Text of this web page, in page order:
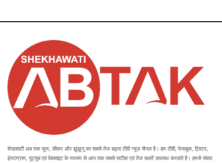
शेखावाटी अब तक चूरू, सीकर और झुंझुनू का सबसे तेज बढ़ता टीवी न्यूज़ चैनल है। हम टीवी, फेसबुक, ट्विटर,
इंस्टाग्राम, यूट्यूब एवं वेबसाइट के माध्यम से आप तक सबसे सटीक एवं तेज खबरें उपलब्ध करवाते है। हमसे संवाद